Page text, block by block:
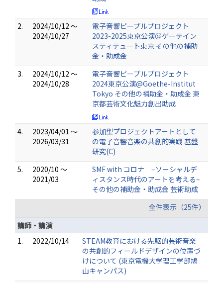
2.
2024/10/12 ～
2024/10/27
電子音響ピープルプロジェクト
2023-2025東京公演＠ゲーテイン
スティテュート東京 その他の補助
金・助成金
3.
2024/10/12 ～
2024/10/28
電子音響ピープルプロジェクト
2024東京公演@Goethe-Institut
Tokyo その他の補助金・助成金 東
京都芸術文化魅力創出助成
4.
2023/04/01 ～
2026/03/31
参加型プロジェクトアートとして
の電子音響音楽の共創的実践 基盤
研究(C)
5.
2020/10 ～
2021/03
SMF with コロナ –ソーシャルデ
ィスタンス時代のアートを考える–
その他の補助金・助成金 芸術助成
全件表示（25件）
講師・講演
1.
2022/10/14
STEAM教育における先駆的芸術音楽
の共創的フィールドデザインの位置づ
けについて (東京電機大学理工学部鳩
山キャンパス)